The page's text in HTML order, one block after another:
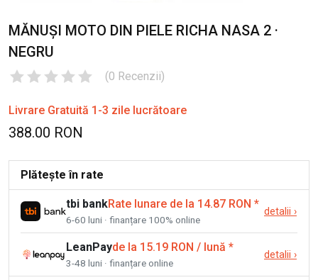
MĂNUȘI MOTO DIN PIELE RICHA NASA 2 ·
NEGRU
(0 Recenzii)
Livrare Gratuită 1-3 zile lucrătoare
388.00 RON
Plătește în rate
tbi bankRate lunare de la 14.87 RON *
6-60 luni · finanțare 100% online
detalii ›
LeanPayde la 15.19 RON / lună *
3-48 luni · finanțare online
detalii ›